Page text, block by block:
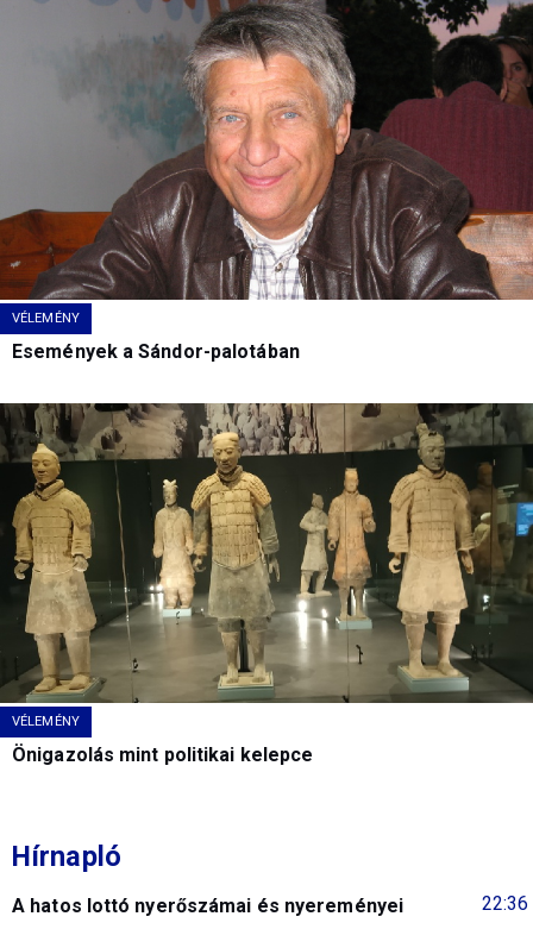
VÉLEMÉNY
Események a Sándor-palotában
VÉLEMÉNY
Önigazolás mint politikai kelepce
Hírnapló
22:36
A hatos lottó nyerőszámai és nyereményei